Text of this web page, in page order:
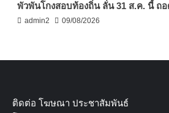
พัวพันโกงสอบท้องถิ่น ลั่น 31 ส.ค. นี้ ถ
admin2 09/08/2026
ติดต่อ​ โฆษณา​ ประชาสัมพันธ์